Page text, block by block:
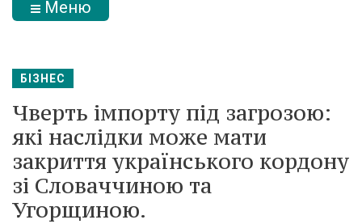
Меню
БІЗНЕС
Чверть імпорту під загрозою:
які наслідки може мати
закриття українського кордону
зі Словаччиною та
Угорщиною.